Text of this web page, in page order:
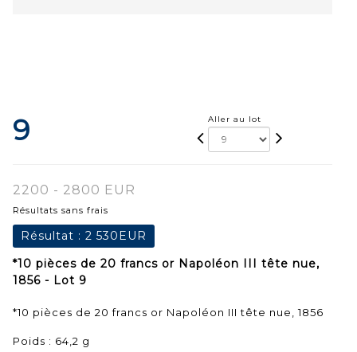
9 Aller au lot
2200 - 2800 EUR
Résultats sans frais
Résultat : 2 530EUR
*10 pièces de 20 francs or Napoléon III tête nue,
1856 - Lot 9
*10 pièces de 20 francs or Napoléon III tête nue, 1856
Poids : 64,2 g